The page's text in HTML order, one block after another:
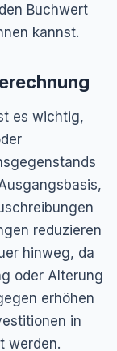
Buchwert
kannst.
es wichtig,
reduzieren
hinweg, da
oder Alterung
erhöhen
in
werden.